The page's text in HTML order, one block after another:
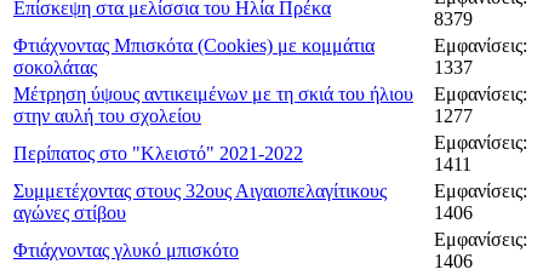
Επίσκεψη στα μελίσσια του Ηλία Πρέκα
8379
Φτιάχνοντας Μπισκότα (Cookies) με κομμάτια
σοκολάτας
Εμφανίσεις:
1337
Μέτρηση ύψους αντικειμένων με τη σκιά του ήλιου
στην αυλή του σχολείου
Εμφανίσεις:
1277
Περίπατος στο "Κλειστό" 2021-2022
Εμφανίσεις:
1411
Συμμετέχοντας στους 32ους Αιγαιοπελαγίτικους
αγώνες στίβου
Εμφανίσεις:
1406
Φτιάχνοντας γλυκό μπισκότο
Εμφανίσεις:
1406